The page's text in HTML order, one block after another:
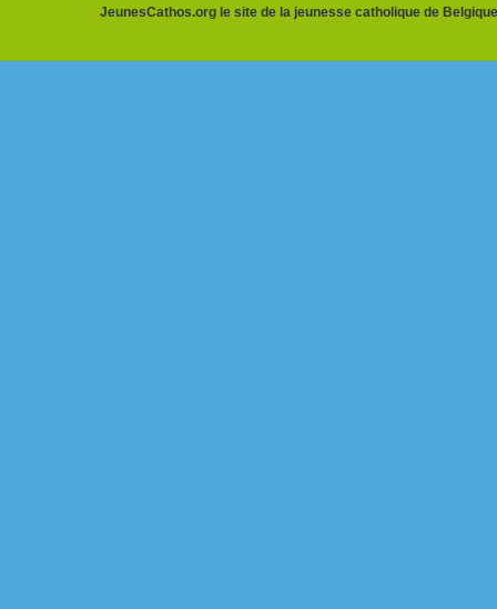
JeunesCathos.org le site de la jeunesse catholique de